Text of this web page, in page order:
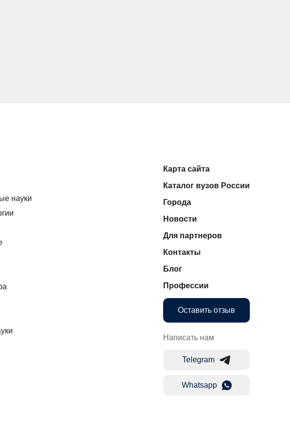
науки
Карта сайта
Каталог вузов России
Города
Новости
Для партнеров
Контакты
Блог
Профессии
Оставить отзыв
Написать нам
Telegram
Whatsapp